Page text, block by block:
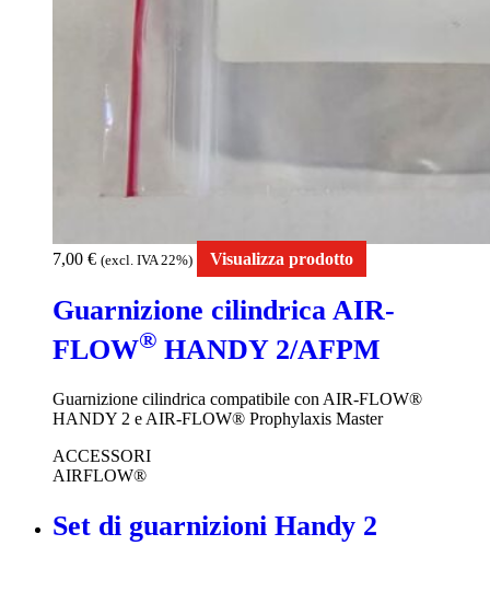
7,00 € (excl. IVA 22%) Visualizza prodotto
Guarnizione cilindrica AIR-
FLOW® HANDY 2/AFPM
Guarnizione cilindrica compatibile con AIR-FLOW®
HANDY 2 e AIR-FLOW® Prophylaxis Master
ACCESSORI
AIRFLOW®
Set di guarnizioni Handy 2